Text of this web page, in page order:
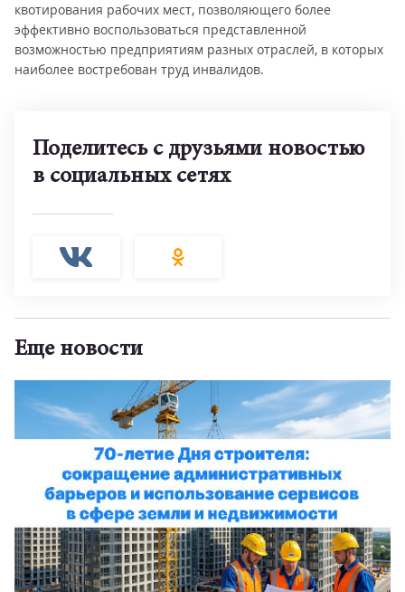
квотирования рабочих мест, позволяющего более
эффективно воспользоваться представленной
возможностью предприятиям разных отраслей, в которых
наиболее востребован труд инвалидов.
Поделитесь с друзьями новостью
в социальных сетях
Еще новости